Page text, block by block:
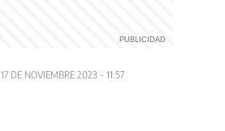
17 DE NOVIEMBRE 2023 - 11:57